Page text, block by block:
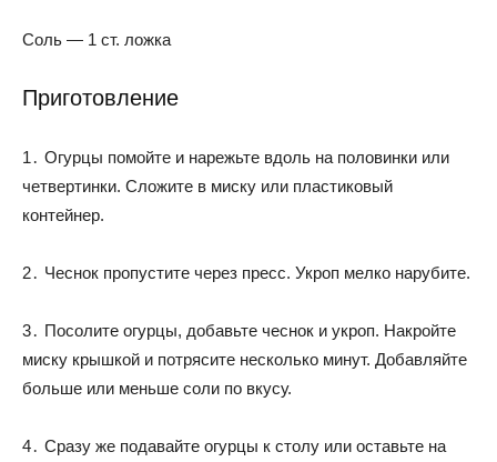
Соль — 1 ст. ложка
Приготовление
1․ Огурцы помойте и нарежьте вдоль на половинки или
четвертинки. Сложите в миску или пластиковый
контейнер.
2․ Чеснок пропустите через пресс. Укроп мелко нарубите.
3․ Посолите огурцы, добавьте чеснок и укроп. Накройте
миску крышкой и потрясите несколько минут. Добавляйте
больше или меньше соли по вкусу.
4․ Сразу же подавайте огурцы к столу или оставьте на